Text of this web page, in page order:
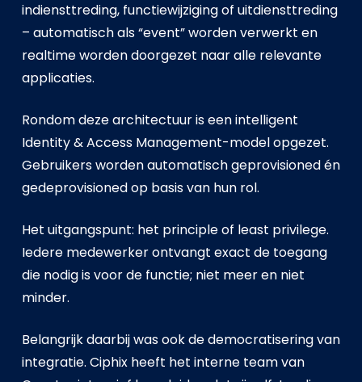
indiensttreding, functiewijziging of uitdiensttreding
– automatisch als “event” worden verwerkt en
realtime worden doorgezet naar alle relevante
applicaties.
Rondom deze architectuur is een intelligent
Identity & Access Management-model opgezet.
Gebruikers worden automatisch geprovisioned én
gedeprovisioned op basis van hun rol.
Het uitgangspunt: het principle of least privilege.
Iedere medewerker ontvangt exact de toegang
die nodig is voor de functie; niet meer en niet
minder.
Belangrijk daarbij was ook de democratisering van
integratie. Ciphix heeft het interne team van